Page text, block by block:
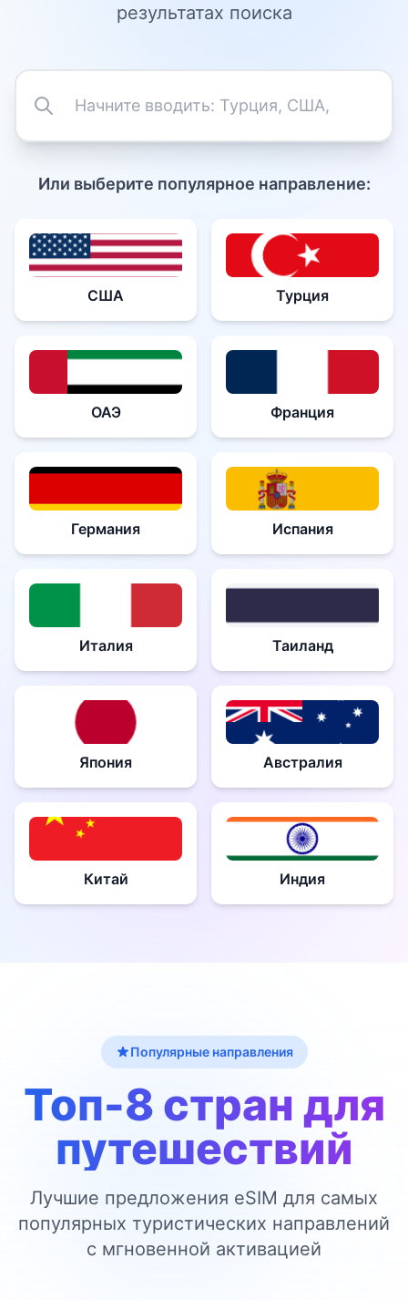
результатах поиска
Или выберите популярное направление:
США Турция
ОАЭ Франция
Германия Испания
Италия Таиланд
Япония Австралия
Китай Индия
Популярные направления
Топ-8 стран для
путешествий
Лучшие предложения eSIM для самых
популярных туристических направлений
с мгновенной активацией